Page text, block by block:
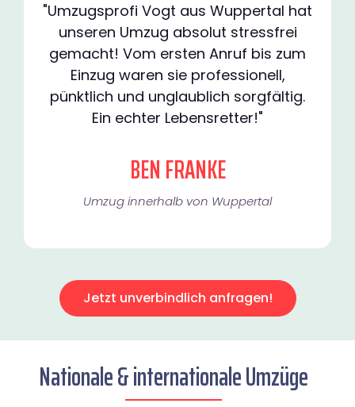
"Umzugsprofi Vogt aus Wuppertal hat
unseren Umzug absolut stressfrei
gemacht! Vom ersten Anruf bis zum
Einzug waren sie professionell,
pünktlich und unglaublich sorgfältig.
Ein echter Lebensretter!"
BEN FRANKE
Umzug innerhalb von Wuppertal​
Jetzt unverbindlich anfragen!
Nationale & internationale Umzüge